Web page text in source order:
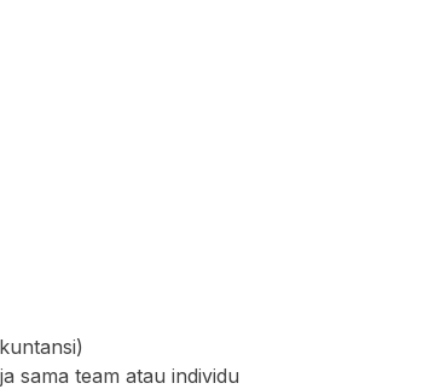
sama team atau individu